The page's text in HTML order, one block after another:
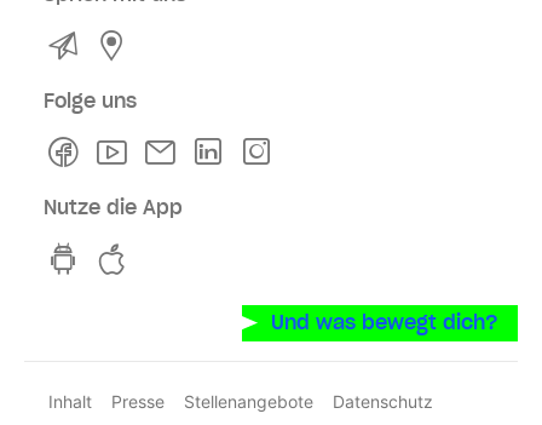
Kontakt
Folge uns
FacebookYoutubeNewsletterLinkedln
Nutze die App
hvv switch App auf GooglePlay
Und was bewegt dich?
Inhalt Presse Stellenangebote
Datenschutz